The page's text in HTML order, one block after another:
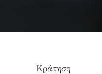
Κράτηση